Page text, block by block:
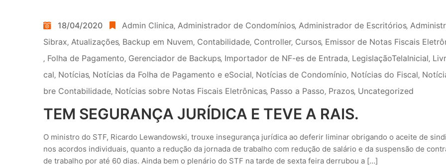
18/04/2020 Admin Clinica‚ Administrador de Condomínios‚ Administrador de Escritórios‚
Sibrax‚ Atualizações‚ Backup em Nuvem‚ Contabilidade‚ Controller‚ Cursos‚ Emissor de Notas Fiscais
‚ Folha de Pagamento‚ Gerenciador de Backups‚ Importador de NF-es de Entrada‚ LegislaçãoTelaInicial‚
cal‚ Notícias‚ Notícias da Folha de Pagamento e eSocial‚ Notícias de Condomínio‚ Notícias do Fiscal‚
bre Contabilidade‚ Notícias sobre Notas Fiscais Eletrônicas‚ Passo a Passo‚ Prazos‚ Uncategorized
TEM SEGURANÇA JURÍDICA E TEVE A RAIS.
O ministro do STF, Ricardo Lewandowski, trouxe insegurança jurídica ao deferir liminar obrigando o aceite de
nos acordos individuais, quanto a redução da jornada de trabalho com redução de salário e da suspensão de
de trabalho por até 60 dias. Ainda bem o plenário do STF na tarde de sexta feira derrubou a […]